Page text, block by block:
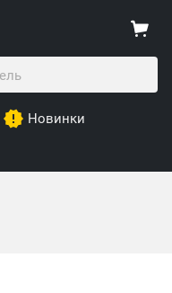
Новинки